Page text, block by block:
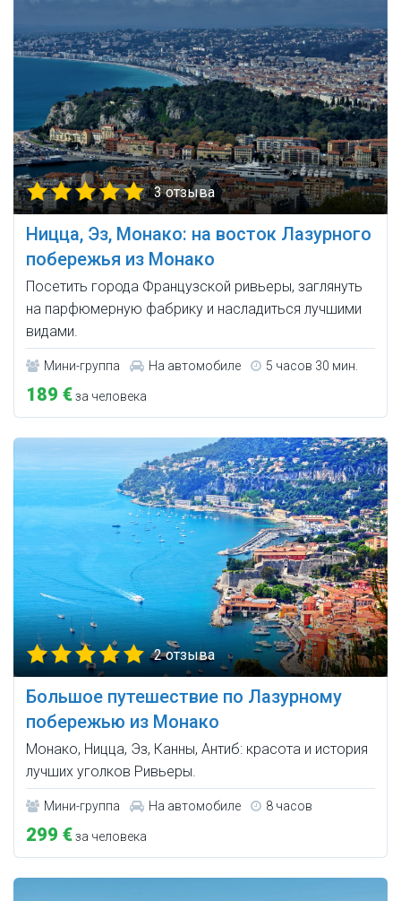
3 отзыва
Ницца, Эз, Монако: на восток Лазурного
побережья из Монако
Посетить города Французской ривьеры, заглянуть
на парфюмерную фабрику и насладиться лучшими
видами.
Мини-группа На автомобиле 5 часов 30 мин.
189 €за человека
2 отзыва
Большое путешествие по Лазурному
побережью из Монако
Монако, Ницца, Эз, Канны, Антиб: красота и история
лучших уголков Ривьеры.
Мини-группа На автомобиле 8 часов
299 €за человека